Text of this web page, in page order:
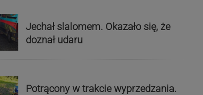
Jechał slalomem. Okazało się, że
doznał udaru
Potrącony w trakcie wyprzedzania.